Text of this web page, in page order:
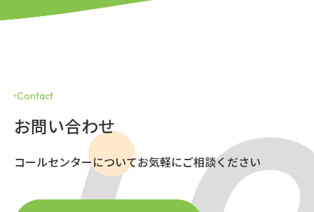
Contact
お問い合わせ
コールセンターについてお気軽にご相談ください